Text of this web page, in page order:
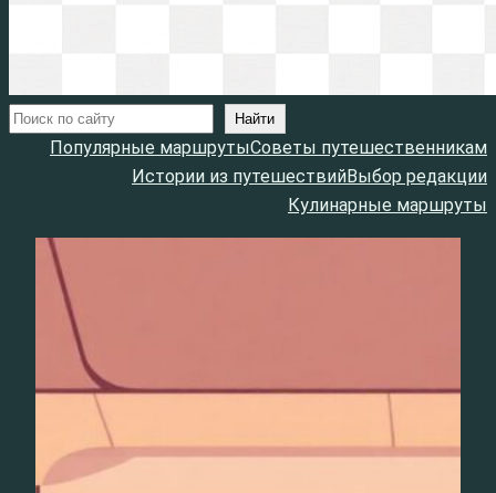
Поиск Найти
Популярные маршрутыСоветы путешественникам
Истории из путешествийВыбор редакции
Кулинарные маршруты